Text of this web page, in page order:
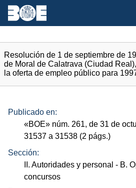
Resolución de 1 de septiembre de
de Moral de Calatrava (Ciudad
la oferta de empleo público para
Publicado en:
«BOE» núm. 261, de 31 de
31537 a 31538 (2 págs.)
Sección:
II. Autoridades y personal - B.
concursos